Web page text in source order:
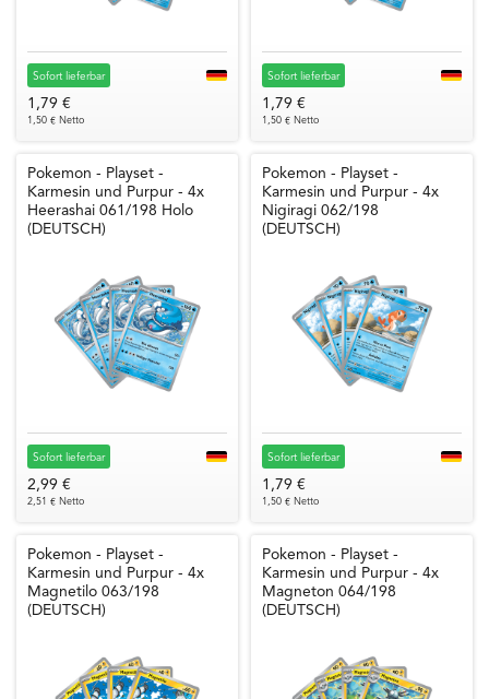
Sofort lieferbar
1,79 €
1,50 € Netto
Sofort lieferbar
1,79 €
1,50 € Netto
Pokemon - Playset -
Karmesin und Purpur - 4x
Heerashai 061/198 Holo
(DEUTSCH)
Sofort lieferbar
2,99 €
2,51 € Netto
Pokemon - Playset -
Karmesin und Purpur - 4x
Nigiragi 062/198
(DEUTSCH)
Sofort lieferbar
1,79 €
1,50 € Netto
Pokemon - Playset -
Karmesin und Purpur - 4x
Magnetilo 063/198
(DEUTSCH)
Pokemon - Playset -
Karmesin und Purpur - 4x
Magneton 064/198
(DEUTSCH)